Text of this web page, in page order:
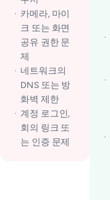
카메라, 마이
크 또는 화면
공유 권한 문
제
네트워크의
DNS 또는 방
화벽 제한
계정 로그인,
회의 링크 또
는 인증 문제